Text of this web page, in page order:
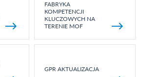
FABRYKA
KOMPETENCJI
KLUCZOWYCH NA
TERENIE MOF
GPR AKTUALIZACJA